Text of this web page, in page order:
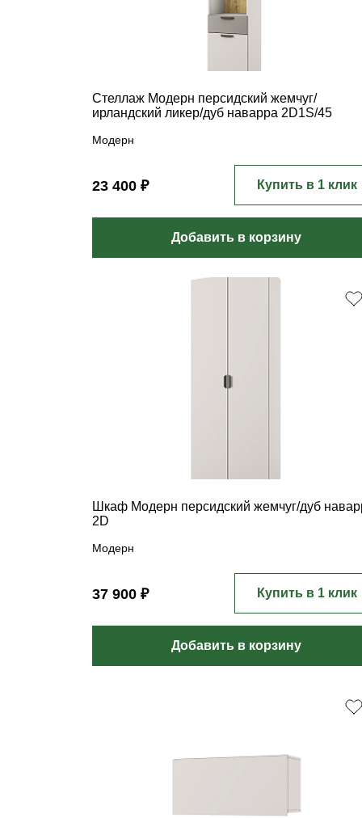
Стеллаж Модерн персидский жемчуг/
ирландский ликер/дуб наварра 2D1S/45
Модерн
23 400 ₽ Купить в 1 клик
Добавить в корзину
Шкаф Модерн персидский жемчуг/дуб
2D
Модерн
37 900 ₽ Купить в 1 клик
Добавить в корзину